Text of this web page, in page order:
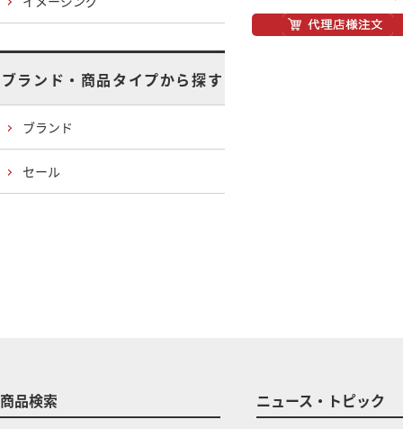
ブランド・商品タイプから探す
ブランド
セール
商品検索 ニュース・トピック